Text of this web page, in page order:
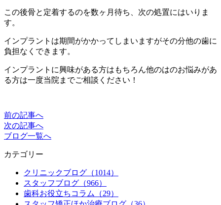
この後骨と定着するのを数ヶ月待ち、次の処置にはいりま
す。
インプラントは期間がかかってしまいますがその分他の歯に
負担なくできます。
インプラントに興味がある方はもちろん他のはのお悩みがあ
る方は一度当院までご相談ください！
前の記事へ
次の記事へ
ブログ一覧へ
カテゴリー
クリニックブログ（1014）
スタッフブログ（966）
歯科お役立ちコラム（29）